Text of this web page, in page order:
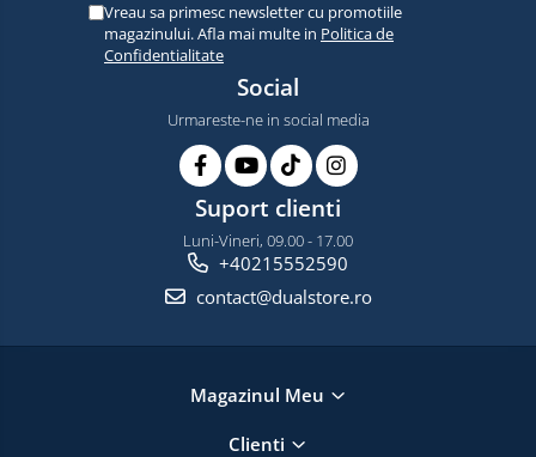
Vreau sa primesc newsletter cu promotiile
magazinului. Afla mai multe in Politica de
Confidentialitate
Social
Urmareste-ne in social media
Suport clienti
Luni-Vineri, 09.00 - 17.00
+40215552590
contact@dualstore.ro
Magazinul Meu
Clienti